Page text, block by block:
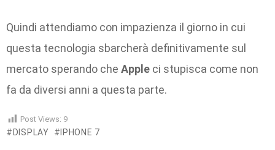
Quindi attendiamo con impazienza il giorno in cui
questa tecnologia sbarcherà definitivamente sul
mercato sperando che Apple ci stupisca come non
fa da diversi anni a questa parte.
Post Views: 9
DISPLAY IPHONE 7